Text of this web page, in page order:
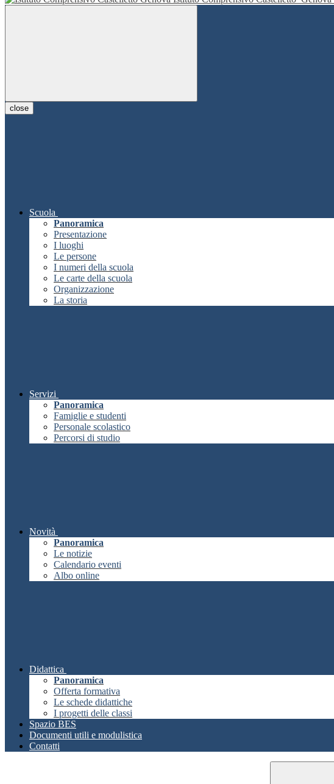
close
Scuola
Panoramica
Presentazione
I luoghi
Le persone
I numeri della scuola
Le carte della scuola
Organizzazione
La storia
Servizi
Panoramica
Famiglie e studenti
Personale scolastico
Percorsi di studio
Novità
Panoramica
Le notizie
Calendario eventi
Albo online
Didattica
Panoramica
Offerta formativa
Le schede didattiche
I progetti delle classi
Spazio BES
Documenti utili e modulistica
Contatti